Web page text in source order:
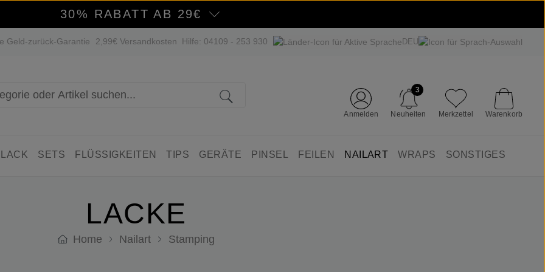
30% RABATT AB 29€
Geld-zurück-Garantie 2,99€ Versandkosten Hilfe: 04109 - 253 930 DEU
Anmelden Neuheiten
3
Merkzettel Warenkorb
SETS FLÜSSIGKEITEN TIPS GERÄTE PINSEL FEILEN NAILART WRAPS SONSTIGES
LACKE
Home Nailart Stamping